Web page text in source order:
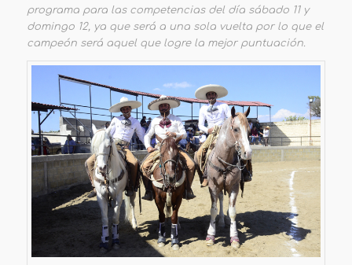
programa para las competencias del día sábado 11 y
domingo 12, ya que será a una sola vuelta por lo que el
campeón será aquel que logre la mejor puntuación.